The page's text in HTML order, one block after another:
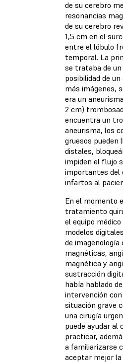
de su cerebro
resonancias
de su cerebro
1,5 cm en el
entre el lóbulo
temporal. La
se trataba de
posibilidad de
más imágenes,
era un
2 cm)
encuentra un
aneurisma, los
gruesos pueden
distales,
impiden el flujo
importantes del
infartos al
En el momento
tratamiento
el equipo
modelos
de imagenología
magnéticas,
magnética y
sustracción
había hablado
intervención
situación grave
una cirugía
puede ayudar al
practicar,
a familiarizarse
aceptar mejor la